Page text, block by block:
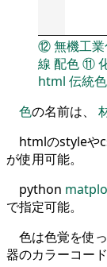
⑫無機工
線 配色⑪
html 伝統色
色の名前は、
htmlのstyleや
が使用可能。
python
で指定可能。
色は色覚を使
器のカラーコード